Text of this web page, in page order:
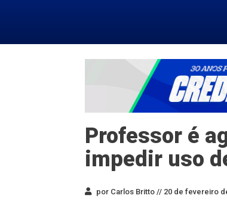
Professor é
impedir uso
por Carlos Britto // 20 de fevereiro